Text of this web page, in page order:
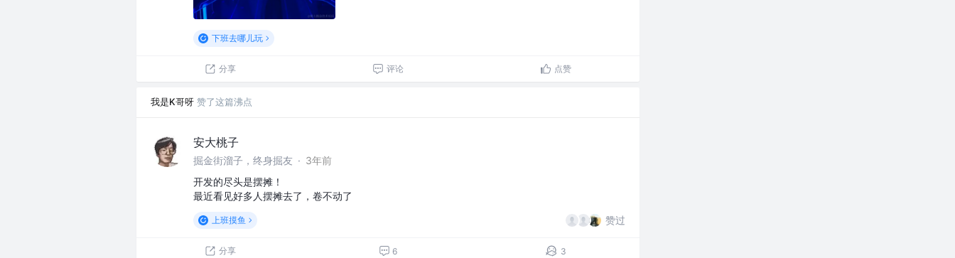
下班去哪儿玩
分享 评论 点赞
我是K哥呀 赞了这篇沸点
安大桃子
掘金街溜子，终身掘友 · 3年前
开发的尽头是摆摊！
最近看见好多人摆摊去了，卷不动了
上班摸鱼 赞过
分享 6 3